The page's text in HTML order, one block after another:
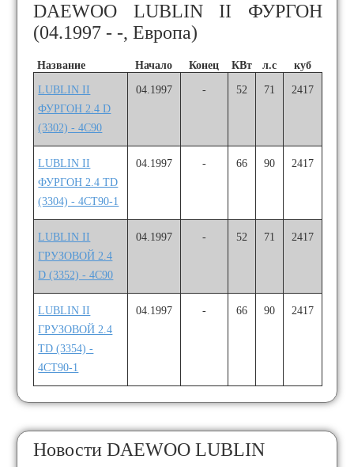
DAEWOO LUBLIN II ФУРГОН
(04.1997 - -, Европа)
Название Начало Конец КВт л.с куб
LUBLIN II
ФУРГОН 2.4 D
(3302) - 4C90
04.1997 - 52 71 2417
LUBLIN II
ФУРГОН 2.4 TD
(3304) - 4CT90-1
04.1997 - 66 90 2417
LUBLIN II
ГРУЗОВОЙ 2.4
D (3352) - 4C90
04.1997 - 52 71 2417
LUBLIN II
ГРУЗОВОЙ 2.4
TD (3354) -
4CT90-1
04.1997 - 66 90 2417
Новости DAEWOO LUBLIN